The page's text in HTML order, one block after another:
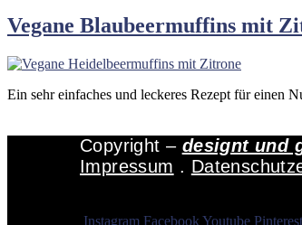
Vegane Blaubeermuffins mit
Ein sehr einfaches und leckeres Rezept für einen
Copyright – designt und
Impressum .
Instagram Facebook Youtube Pinterest